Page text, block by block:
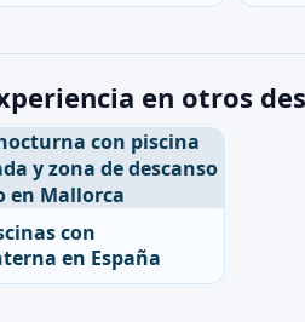
en otros
con
en España